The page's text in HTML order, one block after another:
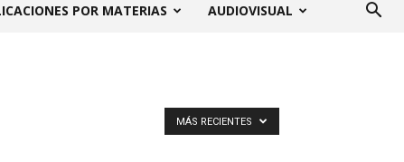
POR MATERIAS AUDIOVISUAL
MÁS RECIENTES